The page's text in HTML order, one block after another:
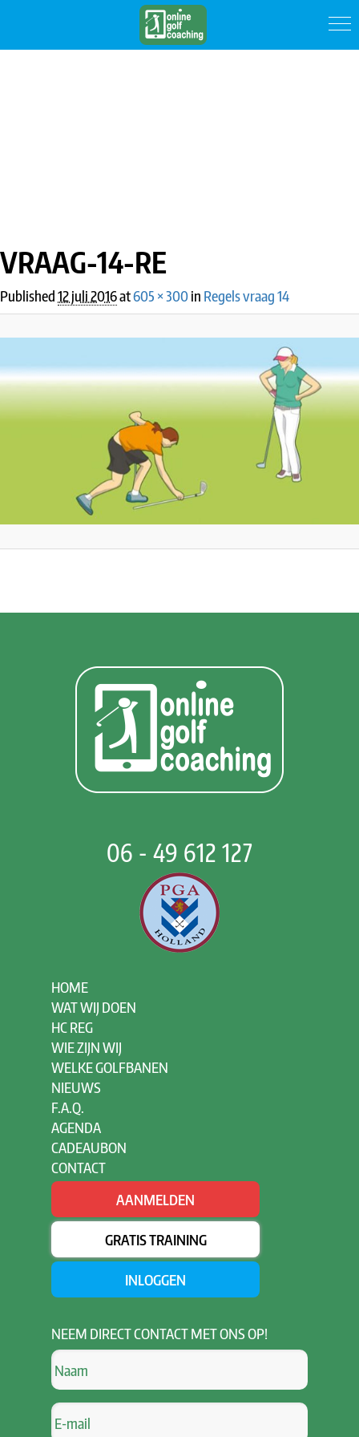
VRAAG-14-RE
Published12 juli 2016at605 × 300in Regels vraag 14
06 - 49 612 127
HOME
WAT WIJ DOEN
HC REG
WIE ZIJN WIJ
WELKE GOLFBANEN
NIEUWS
F.A.Q.
AGENDA
CADEAUBON
CONTACT
AANMELDEN
GRATIS TRAINING
INLOGGEN
NEEM DIRECT CONTACT MET ONS OP!